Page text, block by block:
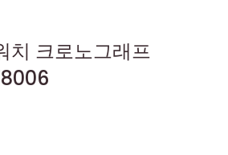
치 크로노그래프